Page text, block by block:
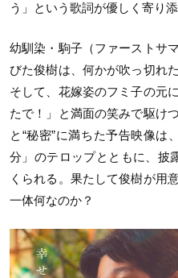
う」という歌詞が優しく寄り添
幼馴染・駒子（ファーストサ
びた俊樹は、何かが吹っ切れ
そして、花嫁姿のフミ子の元
たで！」と満面の笑みで駆け
と“秘密”に満ちた予告映像は
分」のテロップとともに、披
くられる。果たして俊樹が用
一体何なのか？